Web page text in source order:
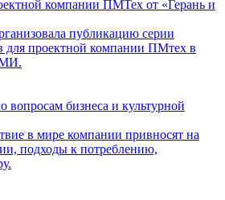
компании ПМТех от «Герань и
публикацию серии
для проектной компании ПМтех в
вопросам бизнеса и культурной
в мире компании привносят на
подходы к потреблению,